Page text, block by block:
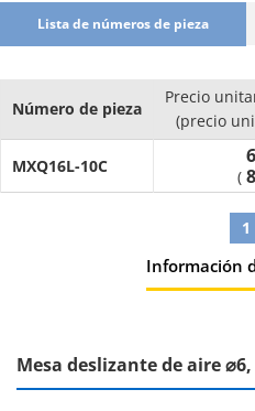
Lista de números de pieza
Número de pieza
Precio
(precio
MXQ16L-10C
(
1
Información
Mesa deslizante de aire